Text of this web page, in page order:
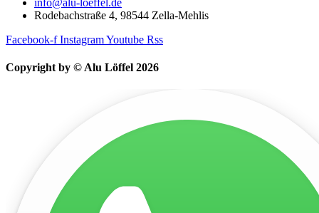
Rodebachstraße 4, 98544 Zella-Mehlis
Facebook-f InstagramYoutube Rss
Copyright by © Alu Löffel 2026